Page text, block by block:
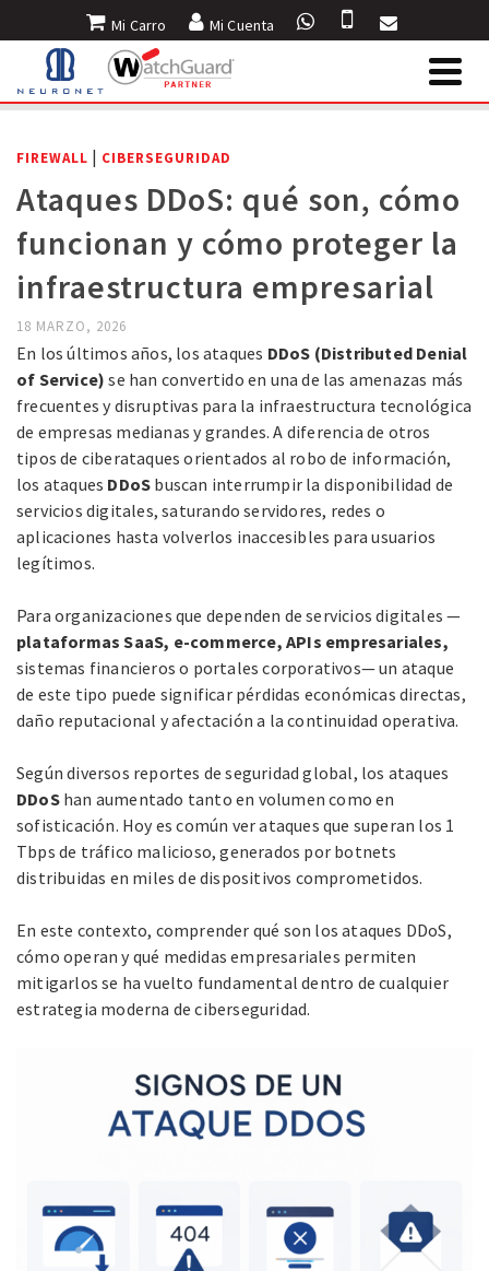
Mi Carro Mi Cuenta
INICIO BLOG » FIREWALL»ATAQUES DDOS: QUÉ SON, CÓMO FUNCIONAN
Y CÓMO PROTEGER LA INFRAESTRUCTURA EMPRESARIAL
FIREWALL | CIBERSEGURIDAD
Ataques DDoS: qué son, cómo
funcionan y cómo proteger la
infraestructura empresarial
18 MARZO, 2026
En los últimos años, los ataques DDoS (Distributed Denial
of Service) se han convertido en una de las amenazas más
frecuentes y disruptivas para la infraestructura tecnológica
de empresas medianas y grandes. A diferencia de otros
tipos de ciberataques orientados al robo de información,
los ataques DDoS buscan interrumpir la disponibilidad de
servicios digitales, saturando servidores, redes o
aplicaciones hasta volverlos inaccesibles para usuarios
legítimos.
Para organizaciones que dependen de servicios digitales —
plataformas SaaS, e-commerce, APIs empresariales,
sistemas financieros o portales corporativos— un ataque
de este tipo puede significar pérdidas económicas directas,
daño reputacional y afectación a la continuidad operativa.
Según diversos reportes de seguridad global, los ataques
DDoShan aumentado tanto en volumen como en
sofisticación. Hoy es común ver ataques que superan los 1
Tbps de tráfico malicioso, generados por botnets
distribuidas en miles de dispositivos comprometidos.
En este contexto, comprender qué son los ataques DDoS,
cómo operan y qué medidas empresariales permiten
mitigarlos se ha vuelto fundamental dentro de cualquier
estrategia moderna de ciberseguridad.